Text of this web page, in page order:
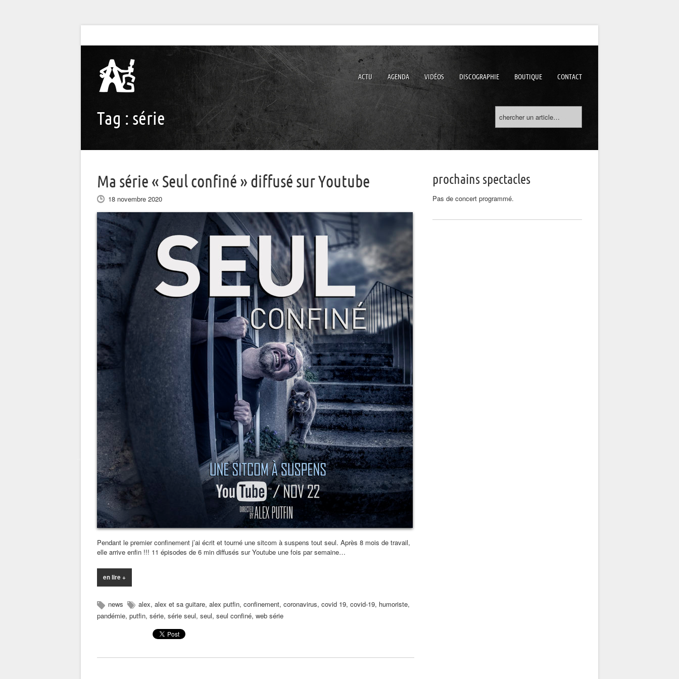
ACTU AGENDA VIDÉOS DISCOGRAPHIE BOUTIQUE CONTACT
Tag : série
Ma série « Seul confiné » diffusé sur Youtube
18 novembre 2020
Pendant le premier confinement j’ai écrit et tourné une sitcom à suspens tout seul. Après 8 mois de travail,
elle arrive enfin !!! 11 épisodes de 6 min diffusés sur Youtube une fois par semaine…
en lire +
news alex, alex et sa guitare, alex putfin, confinement, coronavirus, covid 19, covid-19, humoriste,
pandémie, putfin, série, série seul, seul, seul confiné, web série
prochains spectacles
Pas de concert programmé.